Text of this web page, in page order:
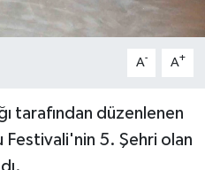
A- A+
tarafından düzenlenen
Festivali'nin 5. Şehri olan